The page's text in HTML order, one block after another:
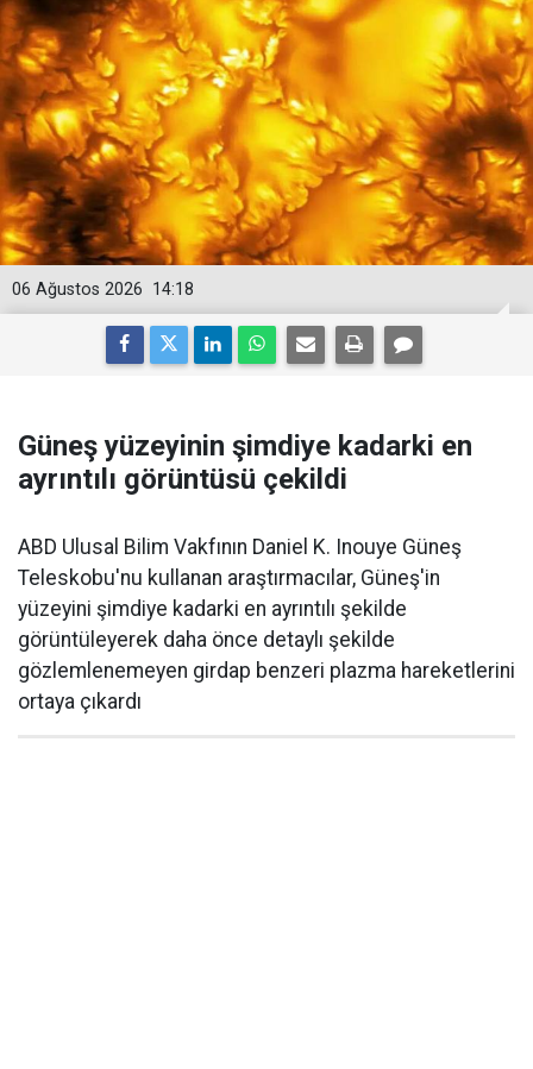
14:18
06 Ağustos 2026
Güneş yüzeyinin şimdiye kadarki en
ayrıntılı görüntüsü çekildi
ABD Ulusal Bilim Vakfının Daniel K. Inouye Güneş
Teleskobu'nu kullanan araştırmacılar, Güneş'in
yüzeyini şimdiye kadarki en ayrıntılı şekilde
görüntüleyerek daha önce detaylı şekilde
gözlemlenemeyen girdap benzeri plazma hareketlerini
ortaya çıkardı